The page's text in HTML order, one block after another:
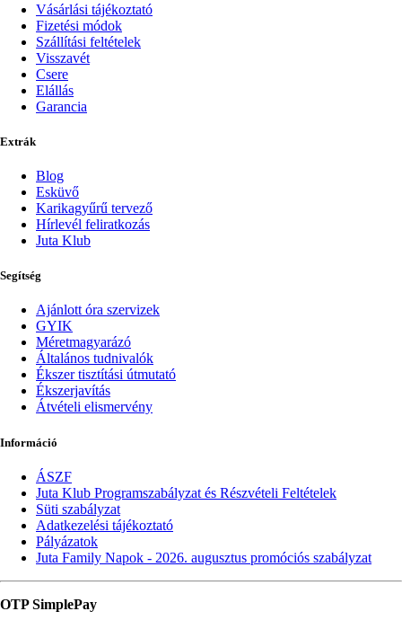
Vásárlási tájékoztató
Fizetési módok
Szállítási feltételek
Visszavét
Csere
Elállás
Garancia
Extrák
Blog
Esküvő
Karikagyűrű tervező
Hírlevél feliratkozás
Juta Klub
Segítség
Ajánlott óra szervizek
GYIK
Méretmagyarázó
Általános tudnivalók
Ékszer tisztítási útmutató
Ékszerjavítás
Átvételi elismervény
Információ
ÁSZF
Juta Klub Programszabályzat és Részvételi Feltételek
Süti szabályzat
Adatkezelési tájékoztató
Pályázatok
Juta Family Napok - 2026. augusztus promóciós szabályzat
OTP SimplePay